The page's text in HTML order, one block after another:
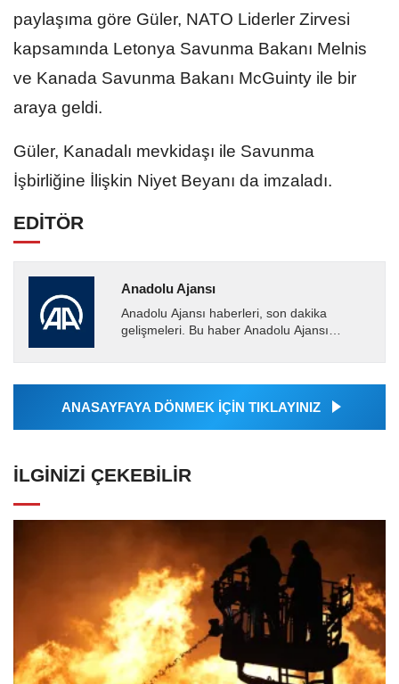
paylaşıma göre Güler, NATO Liderler Zirvesi
kapsamında Letonya Savunma Bakanı Melnis
ve Kanada Savunma Bakanı McGuinty ile bir
araya geldi.
Güler, Kanadalı mevkidaşı ile Savunma
İşbirliğine İlişkin Niyet Beyanı da imzaladı.
EDİTÖR
Anadolu Ajansı
Anadolu Ajansı haberleri, son dakika
gelişmeleri. Bu haber Anadolu Ajansı
tarafından geçilen tüm...
ANASAYFAYA DÖNMEK İÇİN TIKLAYINIZ
İLGINIZI ÇEKEBILIR